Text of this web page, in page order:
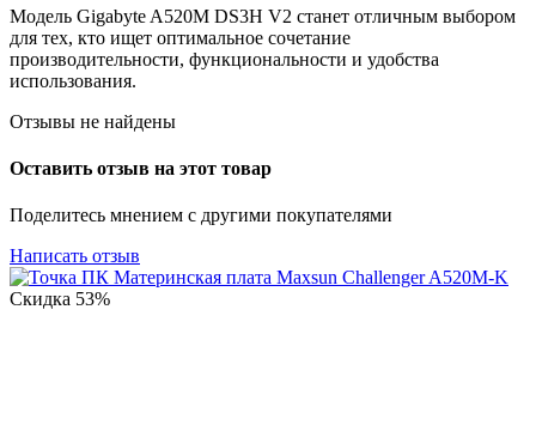
Модель Gigabyte A520M DS3H V2 станет отличным выбором
для тех, кто ищет оптимальное сочетание
производительности, функциональности и удобства
использования.
Отзывы не найдены
Оставить отзыв на этот товар
Поделитесь мнением с другими покупателями
Написать отзыв
Скидка 53%